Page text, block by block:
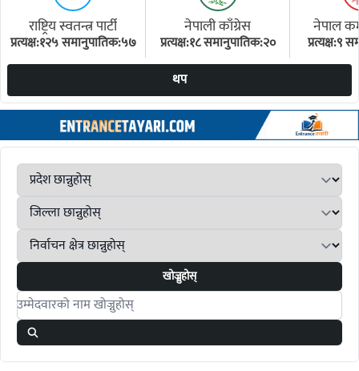
राष्ट्रिय स्वतन्त्र पार्टी
प्रत्यक्ष:१२५ समानुपातिक:५७
नेपाली काँग्रेस
प्रत्यक्ष:१८ समानुपातिक:२०
नेपाल
प्रत्यक्ष:९
थप
खोज्नुहोस्
Search candidates